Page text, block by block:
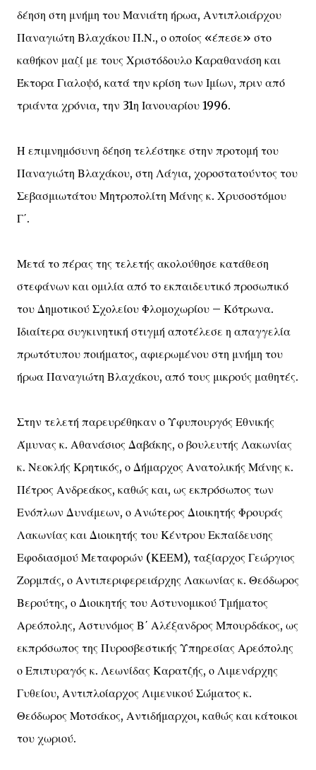
δέηση στη μνήμη του Μανιάτη ήρωα, Αντιπλοιάρχου
Παναγιώτη Βλαχάκου Π.Ν., ο οποίος «έπεσε» στο
καθήκον μαζί με τους Χριστόδουλο Καραθανάση και
Έκτορα Γιαλοψό, κατά την κρίση των Ιμίων, πριν από
τριάντα χρόνια, την 31η Ιανουαρίου 1996.
Η επιμνημόσυνη δέηση τελέστηκε στην προτομή του
Παναγιώτη Βλαχάκου, στη Λάγια, χοροστατούντος του
Σεβασμιωτάτου Μητροπολίτη Μάνης κ. Χρυσοστόμου
Γ΄.
Μετά το πέρας της τελετής ακολούθησε κατάθεση
στεφάνων και ομιλία από το εκπαιδευτικό προσωπικό
του Δημοτικού Σχολείου Φλομοχωρίου – Κότρωνα.
Ιδιαίτερα συγκινητική στιγμή αποτέλεσε η απαγγελία
πρωτότυπου ποιήματος, αφιερωμένου στη μνήμη του
ήρωα Παναγιώτη Βλαχάκου, από τους μικρούς μαθητές.
Στην τελετή παρευρέθηκαν ο Υφυπουργός Εθνικής
Άμυνας κ. Αθανάσιος Δαβάκης, ο βουλευτής Λακωνίας
κ. Νεοκλής Κρητικός, ο Δήμαρχος Ανατολικής Μάνης κ.
Πέτρος Ανδρεάκος, καθώς και, ως εκπρόσωπος των
Ενόπλων Δυνάμεων, ο Ανώτερος Διοικητής Φρουράς
Λακωνίας και Διοικητής του Κέντρου Εκπαίδευσης
Εφοδιασμού Μεταφορών (ΚΕΕΜ), ταξίαρχος Γεώργιος
Ζορμπάς, ο Αντιπεριφερειάρχης Λακωνίας κ. Θεόδωρος
Βερούτης, ο Διοικητής του Αστυνομικού Τμήματος
Αρεόπολης, Αστυνόμος Β΄ Αλέξανδρος Μπουρδάκος, ως
εκπρόσωπος της Πυροσβεστικής Υπηρεσίας Αρεόπολης
ο Επιπυραγός κ. Λεωνίδας Καρατζής, ο Λιμενάρχης
Γυθείου, Αντιπλοίαρχος Λιμενικού Σώματος κ.
Θεόδωρος Μοτσάκος, Αντιδήμαρχοι, καθώς και κάτοικοι
του χωριού.